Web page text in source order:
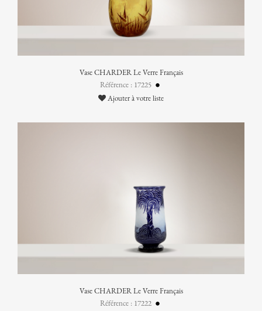
Vase CHARDER Le Verre Français
Référence : 17225
Ajouter à votre liste
Vase CHARDER Le Verre Français
Référence : 17222